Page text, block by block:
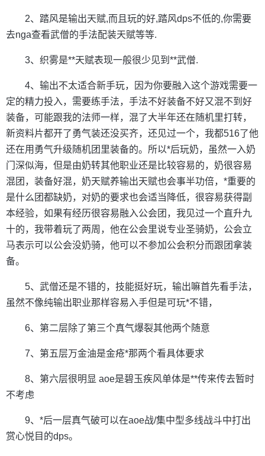
2、踏风是输出天赋,而且玩的好,踏风dps不低的,你需要
去nga查看武僧的手法配装天赋等等.
3、织雾是**天赋表现一般很少见到**武僧.
4、输出不太适合新手玩，因为你要融入这个游戏需要一
定的精力投入，需要练手法，手法不好装备不好又混不到好
装备，可能跟我的法师一样，混了大半年还在随机里打转，
新资料片都开了勇气装还没买齐，还见过一个，我都516了他
还在用勇气升级随机团里装备的。所以*后玩奶，虽然一入奶
门深似海，但是由奶转其他职业还是比较容易的，奶很容易
混团，装备好混，奶天赋养输出天赋也会事半功倍，*重要的
是什么团都缺奶，对奶的要求也会适当降低，很容易获得副
本经验，如果有经历很容易融入公会团，我见过一个直升九
十的，我带着玩了两周，他在公会里说专业圣骑奶，公会立
马表示可以公会没奶骑，他可以不参加公会积分而跟团拿装
备。
5、武僧还是不错的，技能挺好玩，输出嘛首先看手法，
虽然不像纯输出职业那样容易入手但是可玩*不错，
6、第二层除了第三个真气爆裂其他两个随意
7、第五层万金油是金疮*那两个看具体要求
8、第六层很明显 aoe是碧玉疾风单体是**传来传去暂时
不考虑
9、*后一层真气破可以在aoe战/集中型多线战斗中打出
赏心悦目的dps。